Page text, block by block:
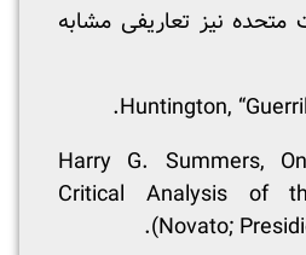
متحده نیز تعاریفی مشابه
Harry G. Summers,
Critical Analysis of
(Novato;